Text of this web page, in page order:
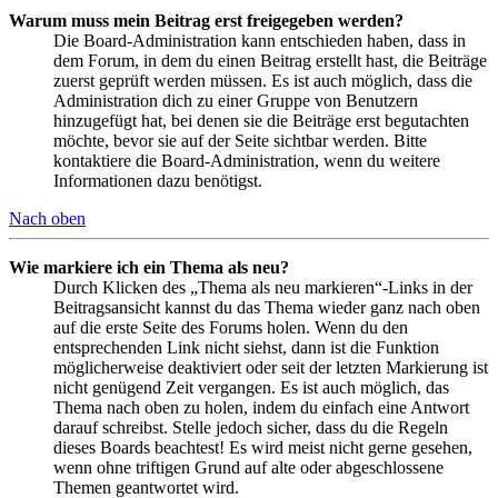
Warum muss mein Beitrag erst freigegeben werden?
Die Board-Administration kann entschieden haben, dass in
dem Forum, in dem du einen Beitrag erstellt hast, die Beiträge
zuerst geprüft werden müssen. Es ist auch möglich, dass die
Administration dich zu einer Gruppe von Benutzern
hinzugefügt hat, bei denen sie die Beiträge erst begutachten
möchte, bevor sie auf der Seite sichtbar werden. Bitte
kontaktiere die Board-Administration, wenn du weitere
Informationen dazu benötigst.
Nach oben
Wie markiere ich ein Thema als neu?
Durch Klicken des „Thema als neu markieren“-Links in der
Beitragsansicht kannst du das Thema wieder ganz nach oben
auf die erste Seite des Forums holen. Wenn du den
entsprechenden Link nicht siehst, dann ist die Funktion
möglicherweise deaktiviert oder seit der letzten Markierung ist
nicht genügend Zeit vergangen. Es ist auch möglich, das
Thema nach oben zu holen, indem du einfach eine Antwort
darauf schreibst. Stelle jedoch sicher, dass du die Regeln
dieses Boards beachtest! Es wird meist nicht gerne gesehen,
wenn ohne triftigen Grund auf alte oder abgeschlossene
Themen geantwortet wird.